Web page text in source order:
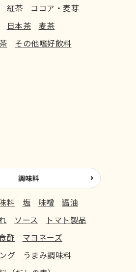
紅茶
ココア・麦芽
日本茶
麦茶
その他嗜好飲料
調味料
料 塩 味噌
醤油
ソース
トマト製品
酢
マヨネーズ
グ
うまみ調味料